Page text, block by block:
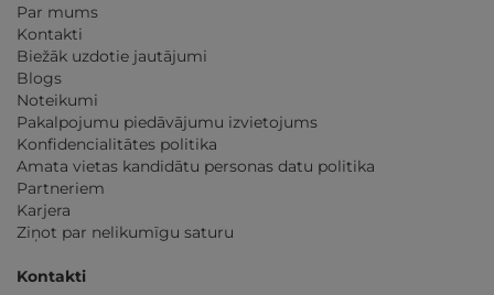
Par mums
Kontakti
Biežāk uzdotie jautājumi
Blogs
Noteikumi
Pakalpojumu piedāvājumu izvietojums
Konfidencialitātes politika
Amata vietas kandidātu personas datu politika
Partneriem
Karjera
Ziņot par nelikumīgu saturu
Kontakti